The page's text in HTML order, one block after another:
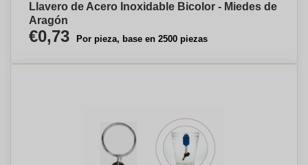
Llavero de Acero Inoxidable Bicolor - Miedes de
Aragón
€0,73 Por pieza, base en 2500 piezas